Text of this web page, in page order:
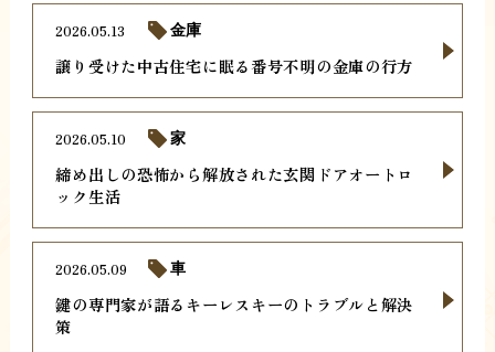
譲り受けた中古住宅に眠る番号不明の金庫の行方
2026.05.13 金庫
締め出しの恐怖から解放された玄関ドアオートロ
ック生活
2026.05.10 家
鍵の専門家が語るキーレスキーのトラブルと解決
策
2026.05.09 車